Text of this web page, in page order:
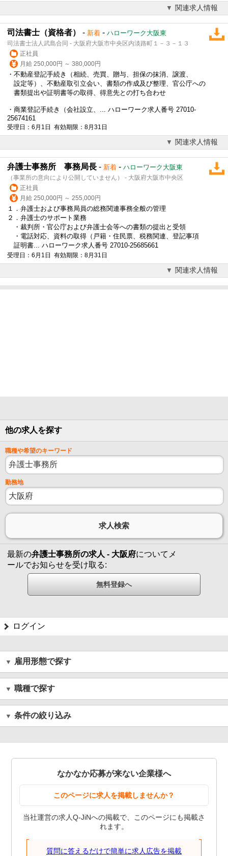
関連求人情報
司法書士（資格者） - 新着 - ハローワーク大阪東
司法書士法人武島合同 - 大阪府大阪市中央区内淡路町１－３－１３
正社員
月給 250,000円 ～ 380,000円
・不動産登記手続き（相続、売買、贈与、担保の抹消、譲渡、
設定等）、不動産取引立会い、書類の作成及び整理、官公庁への
書類提出や証明書等の取得、得意先との打ち合わせ
・商業登記手続き（会社設立、... ハローワーク求人番号 27010-
25674161
受理日：6月1日 有効期限：8月31日
関連求人情報
弁護士事務所 事務局長 - 新着 - ハローワーク大阪東
（事業所の意向により公開していません） - 大阪府大阪市中央区
正社員
月給 250,000円 ～ 255,000円
１．弁護士および事務局員の総務関連事務全般の管理
２．弁護士のサポート業務
・裁判所・官公庁および弁護士会等への書類の提出と受領
・電話対応、資料の取得（戸籍・住民票、税務関連、登記事項
証明書... ハローワーク求人番号 27010-25685661
受理日：6月1日 有効期限：8月31日
関連求人情報
他の求人を探す
職種や希望のキーワード
勤務地
最新の弁護士事務所の求人 - 大阪府についてメ
ールでお知らせを受け取る:
ログイン
雇用形態で探す
職種で探す
条件の絞り込み
なかなか応募が来ない企業様へ
このページに求人を掲載しませんか？
当社運営の求人Q-JiNへの掲載で、このページにも掲載さ
れます。
質問に答えるだけで簡単に求人広告を掲載